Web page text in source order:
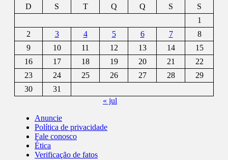
D
S T Q Q S
S
1
2
3 4 5 6 7
8
9
10 11 12 13 14
15
16
17 18 19 20 21
22
23
24 25 26 27 28
29
30
31
« jul
Anuncie
Política de privacidade
Fale conosco
Ética
Verificação de fatos